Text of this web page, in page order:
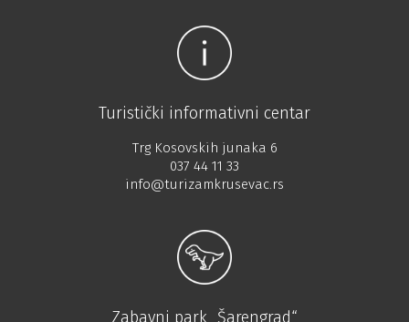
Turistički informativni centar
Trg Kosovskih junaka 6
037 44 11 33
info@turizamkrusevac.rs
Zabavni park „Šarengrad“